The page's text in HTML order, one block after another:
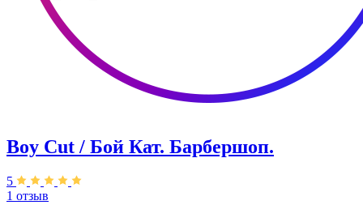
Boy Cut / Бой Кат. Барбершоп.
5
1 отзыв